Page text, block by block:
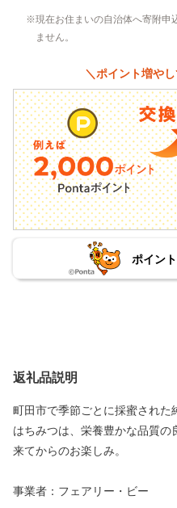
現在お住まいの自治体へ寄附申
ません。
＼ポイント増や
ポイン
返礼品説明
町田市で季節ごとに採蜜された
はちみつは、栄養豊かな品質の
来てからのお楽しみ。
事業者：フェアリー・ビー